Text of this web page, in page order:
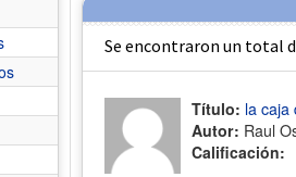
Se encontraron un total
Título: la caja
Autor: Raul
Calificación: